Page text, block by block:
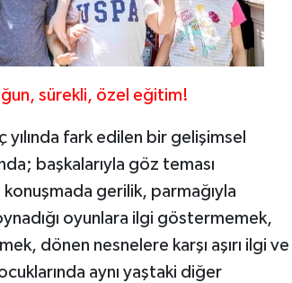
sürekli, özel eğitim!
fark edilen bir gelişimsel
başkalarıyla göz teması
gerilik, parmağıyla
oyunlara ilgi göstermemek,
dönen nesnelere karşı aşırı ilgi ve
aynı yaştaki diğer